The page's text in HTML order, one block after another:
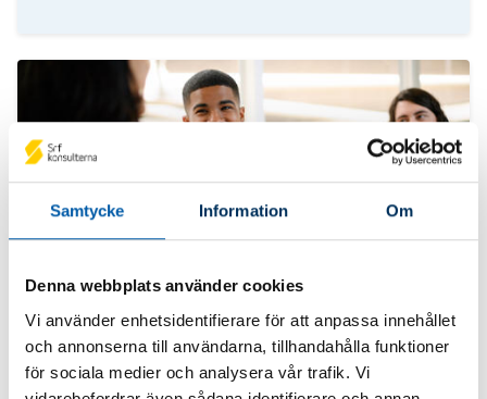
Samtycke Information Om
Denna webbplats använder cookies
Vi använder enhetsidentifierare för att anpassa innehållet
och annonserna till användarna, tillhandahålla funktioner
för sociala medier och analysera vår trafik. Vi
Aktuella erbjudanden